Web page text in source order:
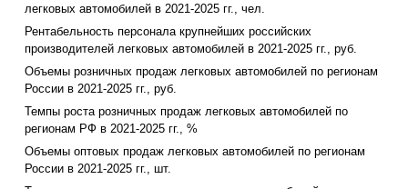
легковых автомобилей в 2021-2025 гг., чел.
Рентабельность персонала крупнейших российских
производителей легковых автомобилей в 2021-2025 гг., руб.
Объемы розничных продаж легковых автомобилей по регионам
России в 2021-2025 гг., руб.
Темпы роста розничных продаж легковых автомобилей по
регионам РФ в 2021-2025 гг., %
Объемы оптовых продаж легковых автомобилей по регионам
России в 2021-2025 гг., шт.